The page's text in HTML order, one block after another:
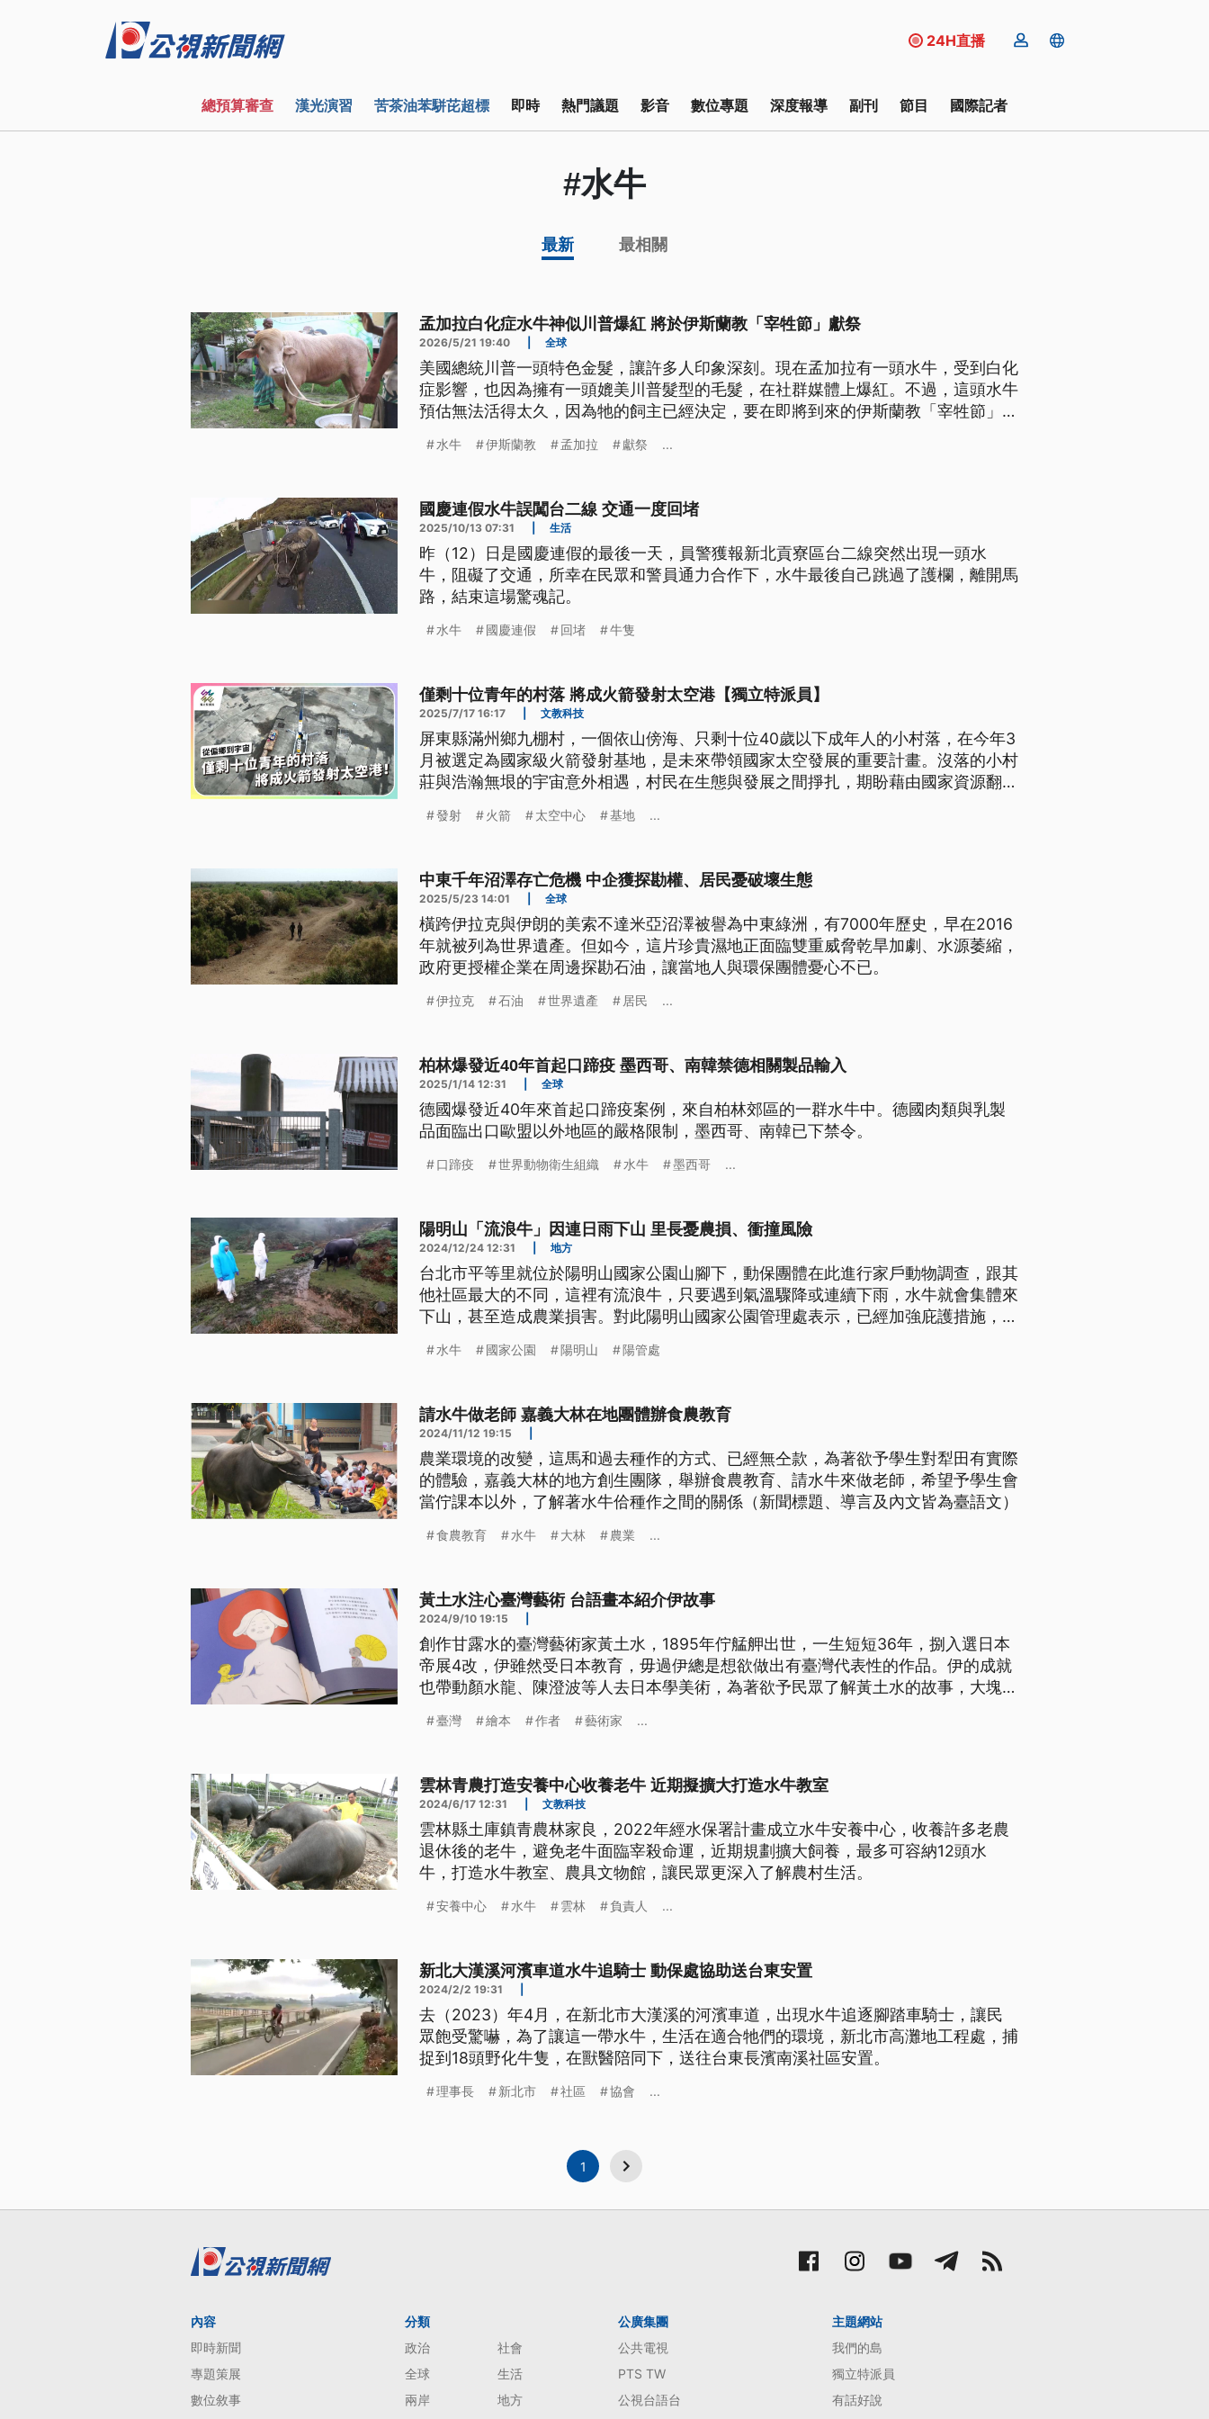
24H直播
總預算審查 漢光演習 苦茶油苯駢芘超標 即時 熱門議題 影音 數位專題 深度報導 副刊 節目 國際記者
#水牛
最新 最相關
孟加拉白化症水牛神似川普爆紅 將於伊斯蘭教「宰牲節」獻祭
2026/5/21 19:40 全球
美國總統川普一頭特色金髮，讓許多人印象深刻。現在孟加拉有一頭水牛，受到白化
症影響，也因為擁有一頭媲美川普髮型的毛髮，在社群媒體上爆紅。不過，這頭水牛
預估無法活得太久，因為牠的飼主已經決定，要在即將到來的伊斯蘭教「宰牲節」，
水牛 伊斯蘭教 孟加拉 獻祭 ...
國慶連假水牛誤闖台二線 交通一度回堵
2025/10/13 07:31 生活
昨（12）日是國慶連假的最後一天，員警獲報新北貢寮區台二線突然出現一頭水
牛，阻礙了交通，所幸在民眾和警員通力合作下，水牛最後自己跳過了護欄，離開馬
路，結束這場驚魂記。
水牛 國慶連假 回堵 牛隻
僅剩十位青年的村落 將成火箭發射太空港【獨立特派員】
2025/7/17 16:17 文教科技
屏東縣滿州鄉九棚村，一個依山傍海、只剩十位40歲以下成年人的小村落，在今年3
月被選定為國家級火箭發射基地，是未來帶領國家太空發展的重要計畫。沒落的小村
莊與浩瀚無垠的宇宙意外相遇，村民在生態與發展之間掙扎，期盼藉由國家資源翻轉
不再受制於他國，從國防安全、太空產業到科學研究都可受益
發射 火箭 太空中心 基地 ...
中東千年沼澤存亡危機 中企獲探勘權、居民憂破壞生態
2025/5/23 14:01 全球
橫跨伊拉克與伊朗的美索不達米亞沼澤被譽為中東綠洲，有7000年歷史，早在2016
年就被列為世界遺產。但如今，這片珍貴濕地正面臨雙重威脅乾旱加劇、水源萎縮，
政府更授權企業在周邊探勘石油，讓當地人與環保團體憂心不已。
伊拉克 石油 世界遺產 居民 ...
柏林爆發近40年首起口蹄疫 墨西哥、南韓禁德相關製品輸入
2025/1/14 12:31 全球
德國爆發近40年來首起口蹄疫案例，來自柏林郊區的一群水牛中。德國肉類與乳製
品面臨出口歐盟以外地區的嚴格限制，墨西哥、南韓已下禁令。
口蹄疫 世界動物衛生組織 水牛 墨西哥 ...
陽明山「流浪牛」因連日雨下山 里長憂農損、衝撞風險
2024/12/24 12:31 地方
台北市平等里就位於陽明山國家公園山腳下，動保團體在此進行家戶動物調查，跟其
他社區最大的不同，這裡有流浪牛，只要遇到氣溫驟降或連續下雨，水牛就會集體來
下山，甚至造成農業損害。對此陽明山國家公園管理處表示，已經加強庇護措施，減
水牛 國家公園 陽明山 陽管處
請水牛做老師 嘉義大林在地團體辦食農教育
2024/11/12 19:15
農業環境的改變，這馬和過去種作的方式、已經無仝款，為著欲予學生對犁田有實際
的體驗，嘉義大林的地方創生團隊，舉辦食農教育、請水牛來做老師，希望予學生會
當佇課本以外，了解著水牛佮種作之間的關係（新聞標題、導言及內文皆為臺語文）
食農教育 水牛 大林 農業 ...
黃土水注心臺灣藝術 台語畫本紹介伊故事
2024/9/10 19:15
創作甘露水的臺灣藝術家黃土水，1895年佇艋舺出世，一生短短36年，捌入選日本
帝展4改，伊雖然受日本教育，毋過伊總是想欲做出有臺灣代表性的作品。伊的成就
也帶動顏水龍、陳澄波等人去日本學美術，為著欲予民眾了解黃土水的故事，大塊文
內文皆為臺語文。）
臺灣 繪本 作者 藝術家 ...
雲林青農打造安養中心收養老牛 近期擬擴大打造水牛教室
2024/6/17 12:31 文教科技
雲林縣土庫鎮青農林家良，2022年經水保署計畫成立水牛安養中心，收養許多老農
退休後的老牛，避免老牛面臨宰殺命運，近期規劃擴大飼養，最多可容納12頭水
牛，打造水牛教室、農具文物館，讓民眾更深入了解農村生活。
安養中心 水牛 雲林 負責人 ...
新北大漢溪河濱車道水牛追騎士 動保處協助送台東安置
2024/2/2 19:31
去（2023）年4月，在新北市大漢溪的河濱車道，出現水牛追逐腳踏車騎士，讓民
眾飽受驚嚇，為了讓這一帶水牛，生活在適合牠們的環境，新北市高灘地工程處，捕
捉到18頭野化牛隻，在獸醫陪同下，送往台東長濱南溪社區安置。
理事長 新北市 社區 協會 ...
1
內容
即時新聞
專題策展
數位敘事
分類
政治
社會
全球
生活
兩岸
地方
公廣集團
公共電視
PTS TW
公視台語台
主題網站
我們的島
獨立特派員
有話好說